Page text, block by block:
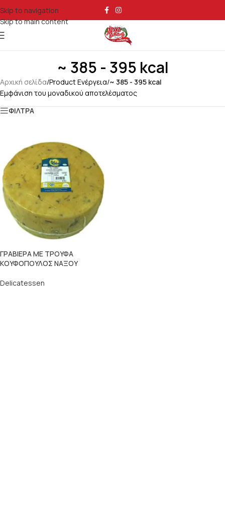
Skip to navigation
Skip to main content
~ 385 - 395 kcal
Αρχική σελίδα/Product Ενέργεια/~ 385 - 395 kcal
Εμφάνιση του μοναδικού αποτελέσματος
ΦΙΛΤΡΑ
ΓΡΑΒΙΕΡΑ ΜΕ ΤΡΟΥΦΑ
ΚΟΥΦΟΠΟΥΛΟΣ ΝΑΞΟΥ
Delicatessen